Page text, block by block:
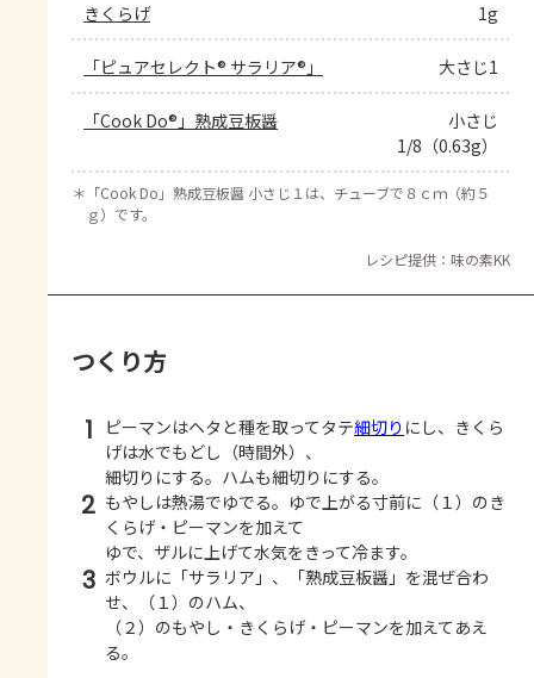
きくらげ 1g
「ピュアセレクト® サラリア®」 大さじ1
「Cook Do®」熟成豆板醤
小さじ
1/8（0.63g）
＊ 「Cook Do」熟成豆板醤 小さじ１は、チューブで８ｃｍ（約５
ｇ）です。
レシピ提供：味の素KK
つくり方
1 ピーマンはヘタと種を取ってタテ細切り にし、きくら
げは水でもどし（時間外）、
細切りにする。ハムも細切りにする。
2 もやしは熱湯でゆでる。ゆで上がる寸前に（１）のき
くらげ・ピーマンを加えて
ゆで、ザルに上げて水気をきって冷ます。
3 ボウルに「サラリア」、「熟成豆板醤」を混ぜ合わ
せ、（１）のハム、
（２）のもやし・きくらげ・ピーマンを加えてあえ
る。